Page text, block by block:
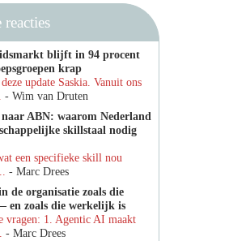
reacties
blijft in 94 procent
krap
update Saskia. Vanuit ons
- Wim van Druten
ABN: waarom Nederland
skillstaal nodig
een specifieke skill nou
- Marc Drees
de organisatie zoals die
en zoals die werkelijk is
vragen: 1. Agentic AI maakt
- Marc Drees